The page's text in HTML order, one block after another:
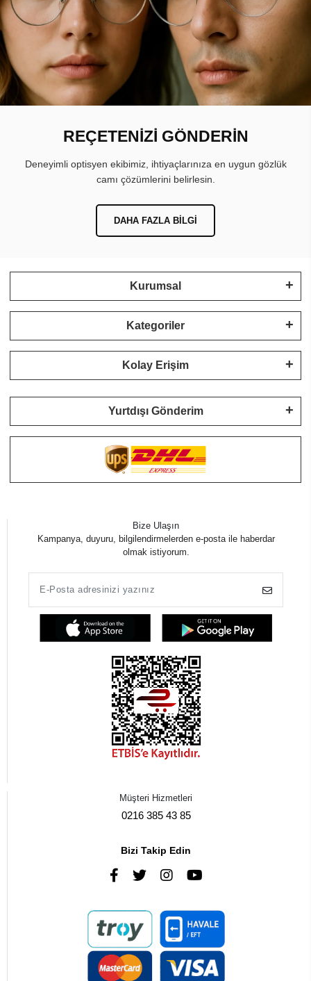
REÇETENİZİ GÖNDERİN
Deneyimli optisyen ekibimiz, ihtiyaçlarınıza en uygun gözlük
camı çözümlerini belirlesin.
DAHA FAZLA BILGI
Kurumsal
Kategoriler
Kolay Erişim
Yurtdışı Gönderim
Bize Ulaşın
Kampanya, duyuru, bilgilendirmelerden e-posta ile haberdar
olmak istiyorum.
Müşteri Hizmetleri
0216 385 43 85
Bizi Takip Edin